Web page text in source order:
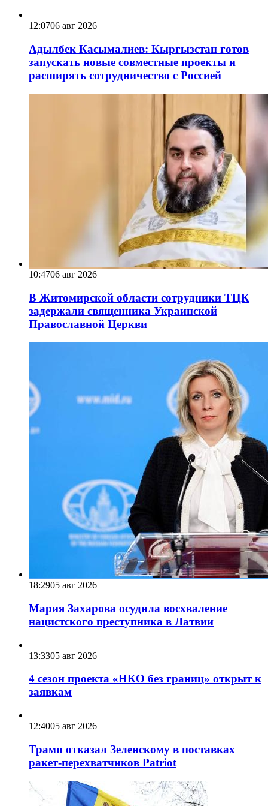
12:0706 авг 2026
Адылбек Касымалиев: Кыргызстан готов
запускать новые совместные проекты и
расширять сотрудничество с Россией
10:4706 авг 2026
В Житомирской области сотрудники ТЦК
задержали священника Украинской
Православной Церкви
18:2905 авг 2026
Мария Захарова осудила восхваление
нацистского преступника в Латвии
13:3305 авг 2026
4 сезон проекта «НКО без границ» открыт к
заявкам
12:4005 авг 2026
Трамп отказал Зеленскому в поставках
ракет-перехватчиков Patriot